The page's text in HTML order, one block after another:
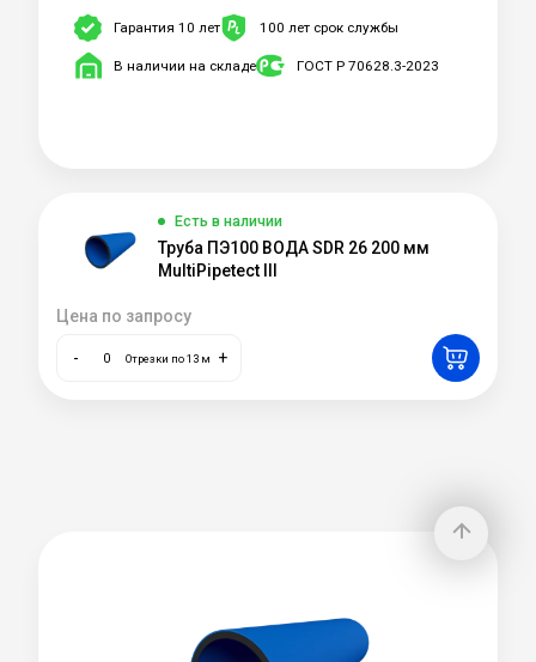
Гарантия 10 лет 100 лет срок службы
В наличии на складе ГОСТ Р 70628.3-2023
Есть в наличии
Труба ПЭ100 ВОДА SDR 26 200 мм
MultiPipetect III
Цена по запросу
- Отрезки по 13 м +